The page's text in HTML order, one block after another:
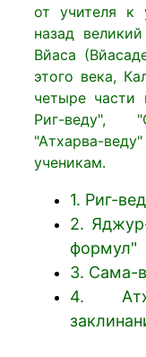
от учителя к
назад
Вйаса
этого века,
четыре части
Риг-веду",
"Атхарва-
ученикам.
1. Риг-
2.
формул"
3. Сама-
4.